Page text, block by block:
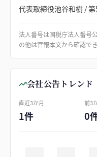
代表取締役池谷和樹 /
法人番号は国税庁法人番号
の他は官報本文から確認で
会社公告トレンド
直近3か月
1件
前3
0